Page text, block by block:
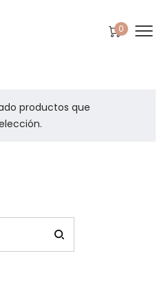
0
productos que